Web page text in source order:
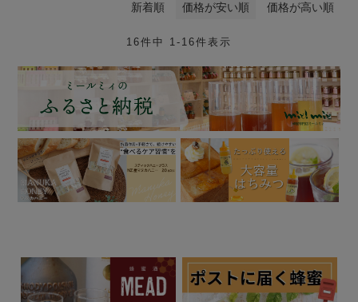
新着順 価格が安い順 価格が高い順
16件中 1- 16件表示